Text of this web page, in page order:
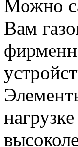
Можно
Вам